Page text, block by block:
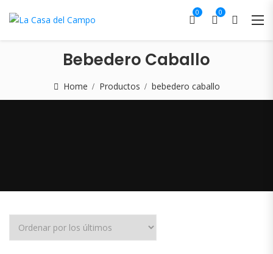
0 0
Bebedero Caballo
Home Productos bebedero caballo